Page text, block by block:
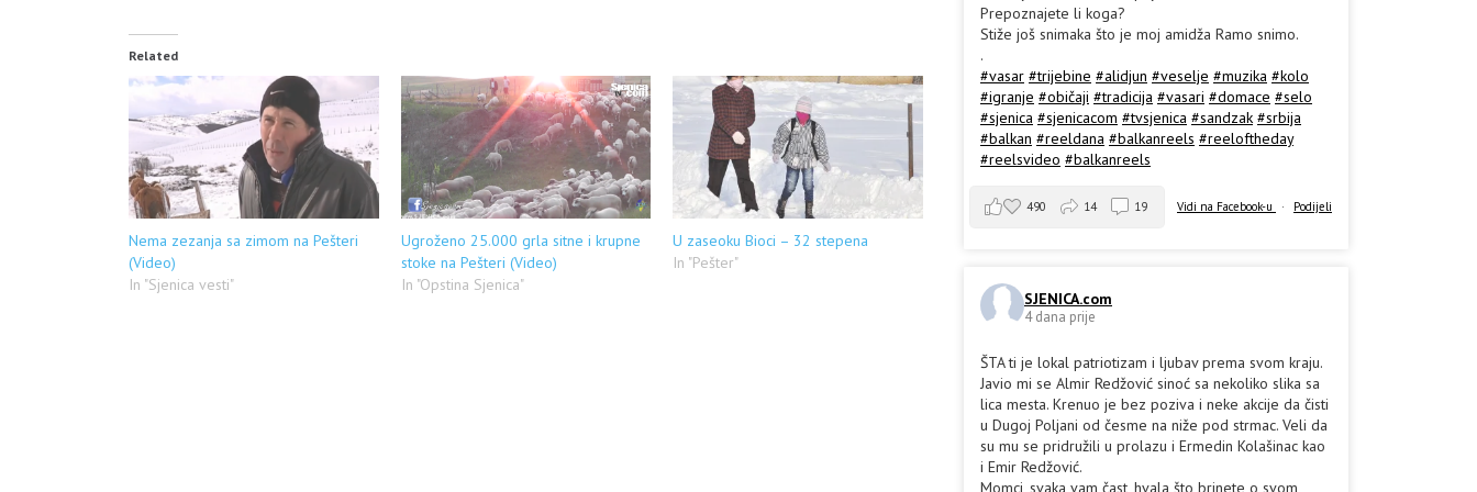
Related
Nema zezanja sa zimom na Pešteri
(Video)
In "Sjenica vesti"
Ugroženo 25.000 grla sitne i krupne
stoke na Pešteri (Video)
In "Opstina Sjenica"
U zaseoku Bioci – 32 stepena
In "Pešter"
Prepoznajete li koga?
Stiže još snimaka što je moj amidža Ramo snimo.
.
#vasar #trijebine #alidjun #veselje #muzika #kolo
#igranje #običaji #tradicija #vasari #domace #selo
#sjenica #sjenicacom #tvsjenica #sandzak #srbija
#balkan #reeldana #balkanreels #reeloftheday
#reelsvideo #balkanreels
Vidi na Facebook-u · Podijeli
490 14 19
SJENICA.com
4 dana prije
ŠTA ti je lokal patriotizam i ljubav prema svom kraju.
Javio mi se Almir Redžović sinoć sa nekoliko slika sa
lica mesta. Krenuo je bez poziva i neke akcije da čisti
u Dugoj Poljani od česme na niže pod strmac. Veli da
su mu se pridružili u prolazu i Ermedin Kolašinac kao
i Emir Redžović.
Momci, svaka vam čast, hvala što brinete o svom